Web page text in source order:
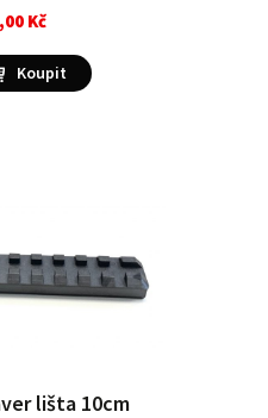
Kč
lišta 10cm